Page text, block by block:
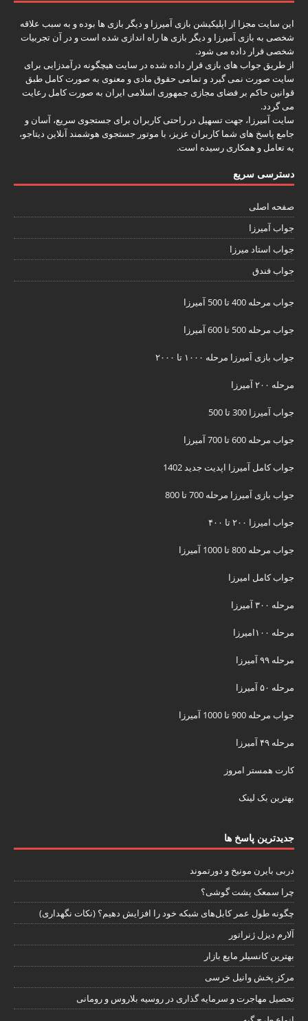
این سایت مجزا از اپلیکیشن بازی آمیرزا و دیگر بازی ها بوده و به سبب علاقه
شخصی به بازی آمیرزا و دیگر بازی ها راه اندازی شده است و در آن تجربیات
شخصی قرار داده می شود.
از طریق جواب های بازی قرار داده شده در سایت هیچگونه درآمدزایی برای
سایت صورت نمی گیرد و تمامی حقوق مادی و معنوی به صورت کامل طبق
قوانین حاکم بر فضای مجازی جمهوری اسلامی ایران به صورت کامل رعایت
می گردد.
سایت آمیرزا، جهت تسهیل در راحتی کاربران برای جستجوی سریع، آسان و
جامع پاسخ های شما کاربران عزیز، با موتور جستجوی هوشمند آنلاین دیتاجو،
به تعامل و همکاری رسیده است.
دسترسی سریع
صفحه اصلی
جواب آمیرزا
جواب استاد میرزا
جواب فندق
جواب مرحله 400 تا 500 آمیرزا
جواب مرحله 500 تا 600 آمیرزا
جواب بازی آمیرزا مرحله ۱۰۰۰ تا ۲۰۰۰
مرحله ۲۰۰ آمیرزا
جواب آمیرزا 300 تا 500
جواب مرحله 600 تا 700 آمیرزا
جواب کامل آمیرزا اپدیت جدید 1402
جواب بازی آمیرزا مرحله 700 تا 800
جواب امیرزا ۲۰۰ تا ۴۰۰
جواب مرحله 800 تا 1000 آمیرزا
جواب کامل امیرزا
مرحله ۳۰۰ آمیرزا
مرحله ۱۰۰امیرزا
مرحله ۹۹ آمیرزا
مرحله ۵۰ آمیرزا
جواب مرحله 900 تا 1000 آمیرزا
مرحله ۴۹ آمیرزا
کارت همستر امروز
بهترین بک لینک
جدیدترین پاسخ ها
دربی بایرن مونیخ و دورتموند
چرا سمعک پشت گوشی؟
چگونه طول عمر کابل‌های شبکه خود را افزایش دهیم؟ (نکات نگهداری)
آلارم دیزل ژنراتور
بهترین کانسیلر مایع بازار
مرکز پخش وانیل خرسی
تحصیل مهاجرت و سرمایه گذاری در روسیه بلاروس و رومانی